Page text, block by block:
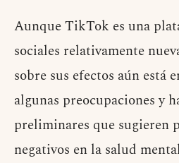
Aunque TikTok es una
sociales relativamente
sobre sus efectos aún está
algunas preocupaciones y
preliminares que sugieren
negativos en la salud